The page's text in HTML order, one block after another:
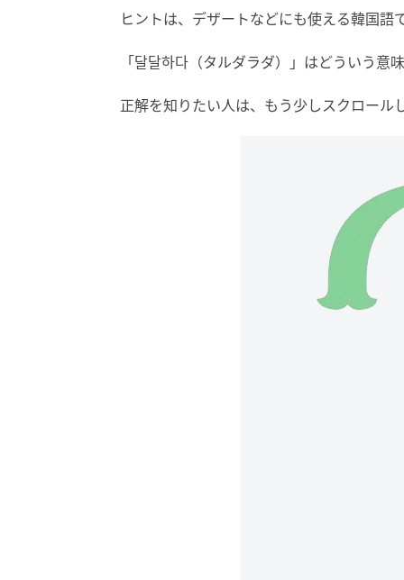
ヒントは、デザートなどにも使える韓国語
「달달하다（タルダラダ）」はどういう意
正解を知りたい人は、もう少しスクロール